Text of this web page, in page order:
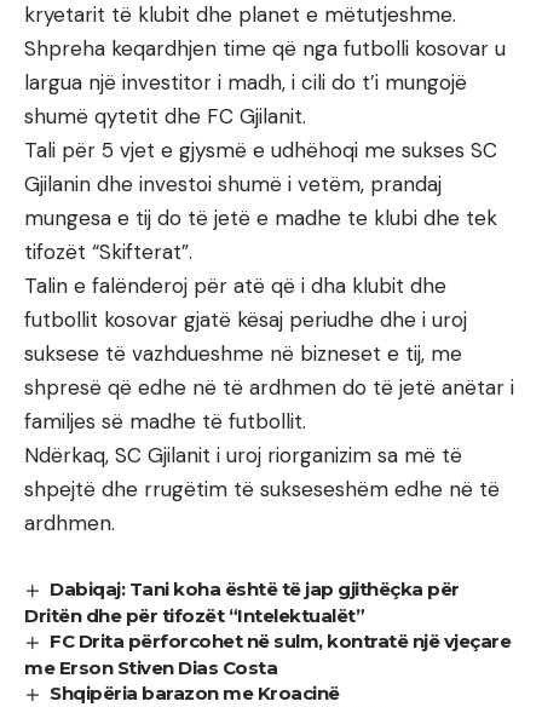
kryetarit të klubit dhe planet e mëtutjeshme.
Shpreha keqardhjen time që nga futbolli kosovar u
largua një investitor i madh, i cili do t’i mungojë
shumë qytetit dhe FC Gjilanit.
Tali për 5 vjet e gjysmë e udhëhoqi me sukses SC
Gjilanin dhe investoi shumë i vetëm, prandaj
mungesa e tij do të jetë e madhe te klubi dhe tek
tifozët “Skifterat”.
Talin e falënderoj për atë që i dha klubit dhe
futbollit kosovar gjatë kësaj periudhe dhe i uroj
suksese të vazhdueshme në bizneset e tij, me
shpresë që edhe në të ardhmen do të jetë anëtar i
familjes së madhe të futbollit.
Ndërkaq, SC Gjilanit i uroj riorganizim sa më të
shpejtë dhe rrugëtim të sukseseshëm edhe në të
ardhmen.
Dabiqaj: Tani koha është të jap gjithëçka për
Dritën dhe për tifozët “Intelektualët”
FC Drita përforcohet në sulm, kontratë një vjeçare
me Erson Stiven Dias Costa
Shqipëria barazon me Kroacinë